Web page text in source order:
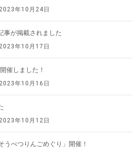
2023年10月24日
事が掲載されました
2023年10月17日
催しました！
2023年10月16日
2023年10月12日
うべつりんごめぐり」開催！